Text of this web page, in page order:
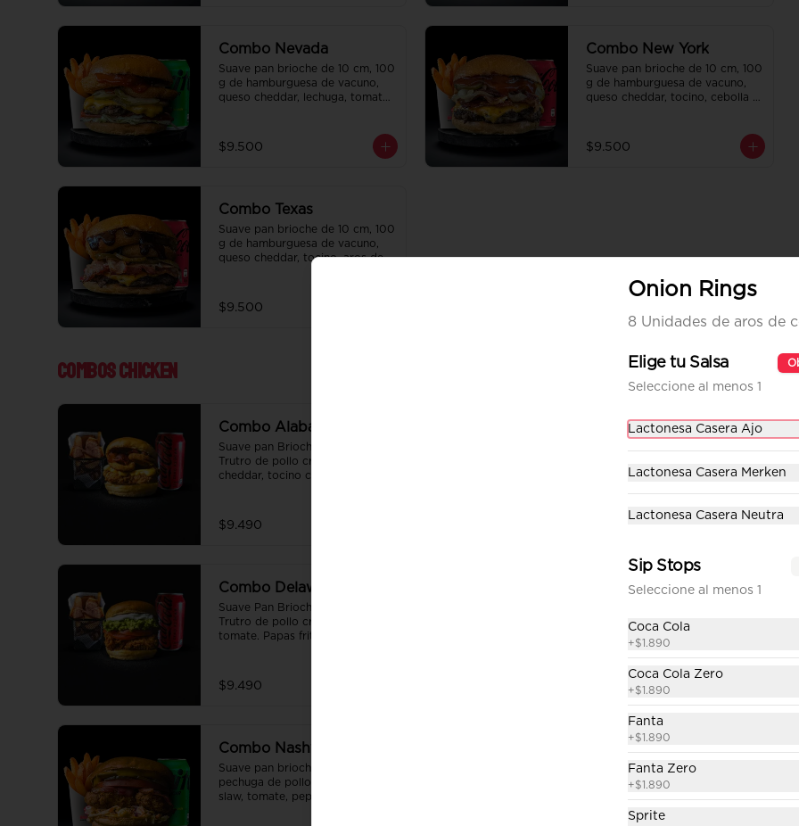
Combo Nevada
Suave pan brioche de 10 cm, 100
g de hamburguesa de vacuno,
queso cheddar, lechuga, tomate,
perfectamente condimentadas,
salsa de la casa de regalo a
$9.500
Combo New York
Suave pan brioche de 10 cm, 100
g de hamburguesa de vacuno,
queso cheddar, tocino, cebolla
perfectamente condimentadas,
salsa de la casa de regalo a
$9.500
Combo Texas
Suave pan brioche de 10 cm, 100
g de hamburguesa de vacuno,
queso cheddar, tocino, aros de
condimentadas, salsa de la casa
de regalo a elección y una
$9.500
Combos Chicken
Combo Alabama
Suave pan Brioche de 10 cm,
Trutro de pollo crocante, queso
cheddar, tocino crispy, aros de
bebida de 350 cc a elección.
$9.490
Combo Arkanzas
cheddar, tocino crispy y la
condimentadas, salsa de la casa
Combo Delaware
Suave Pan Brioche de 10 cm,
Trutro de pollo crocante, palta,
tomate. Papas fritas
elección y una Bebida de 350cc
a elección.
$9.490
Combo Kentucky
pechuga de pollo crocante,
queso mantecoso, lechuga,
tomate, cebolla morada,
perfectamente condimentadas,
salsa de la casa de regalo a
elección y una bebida de 350 cc
a elección.
Combo Nashville
Suave pan brioche de 10 cm,
pechuga de pollo crocante, cole
slaw, tomate, pepinillo, tocino y
Onion Rings
8 Unidades de aros de
Elige tu Salsa
Seleccione al menos 1
Lactonesa Casera Ajo
Lactonesa Casera Merken
Lactonesa Casera Neutra
Sip Stops
Seleccione al menos 1
Coca Cola
+$1.890
Coca Cola Zero
+$1.890
Fanta
+$1.890
Fanta Zero
+$1.890
Sprite